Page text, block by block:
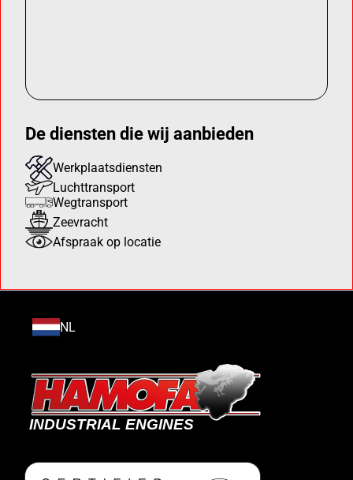
De diensten die wij aanbieden
Werkplaatsdiensten
Luchttransport
Wegtransport
Zeevracht
Afspraak op locatie
NL